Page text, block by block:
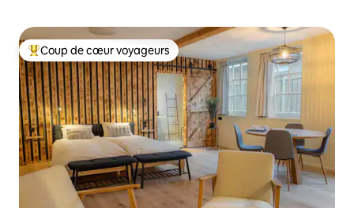
Coups de cœur voyageurs les plus appréciés
Coup de cœur voyageurs